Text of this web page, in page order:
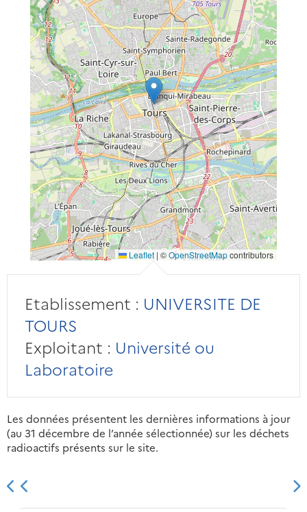
Leaflet | ©OpenStreetMapcontributors
Etablissement : UNIVERSITE DE
TOURS
Exploitant : Université ou
Laboratoire
Les données présentent les dernières informations à jour
(au 31 décembre de l’année sélectionnée) sur les déchets
radioactifs présents sur le site.